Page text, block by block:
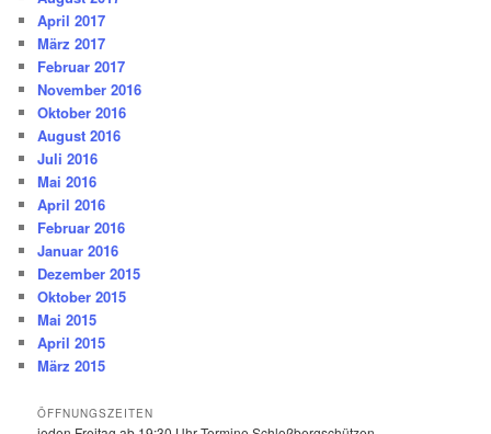
April 2017
März 2017
Februar 2017
November 2016
Oktober 2016
August 2016
Juli 2016
Mai 2016
April 2016
Februar 2016
Januar 2016
Dezember 2015
Oktober 2015
Mai 2015
April 2015
März 2015
ÖFFNUNGSZEITEN